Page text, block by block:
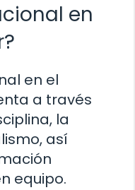
en
en el
a través
la
así
equipo.